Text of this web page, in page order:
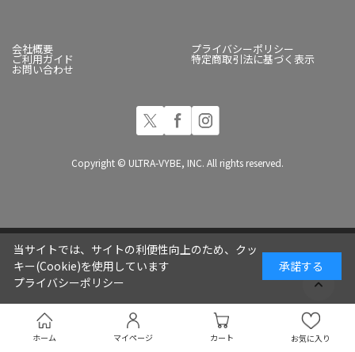
ホーム マイページ カート お気に入り
会社概要 プライバシーポリシー
ご利用ガイド 特定商取引法に基づく表示
お問い合わせ
Copyright © ULTRA-VYBE, INC. All rights reserved.
当サイトでは、サイトの利便性向上のため、クッ
キー(Cookie)を使用しています
プライバシーポリシー
承諾する